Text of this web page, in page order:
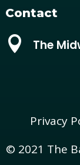
Contact
 The
Privacy
© 2021 The